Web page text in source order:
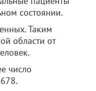
состоянии.
Таким
области от
число